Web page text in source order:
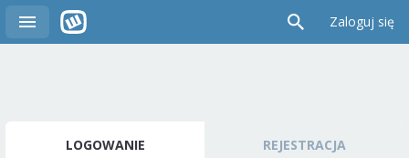
Zaloguj się
LOGOWANIE REJESTRACJA